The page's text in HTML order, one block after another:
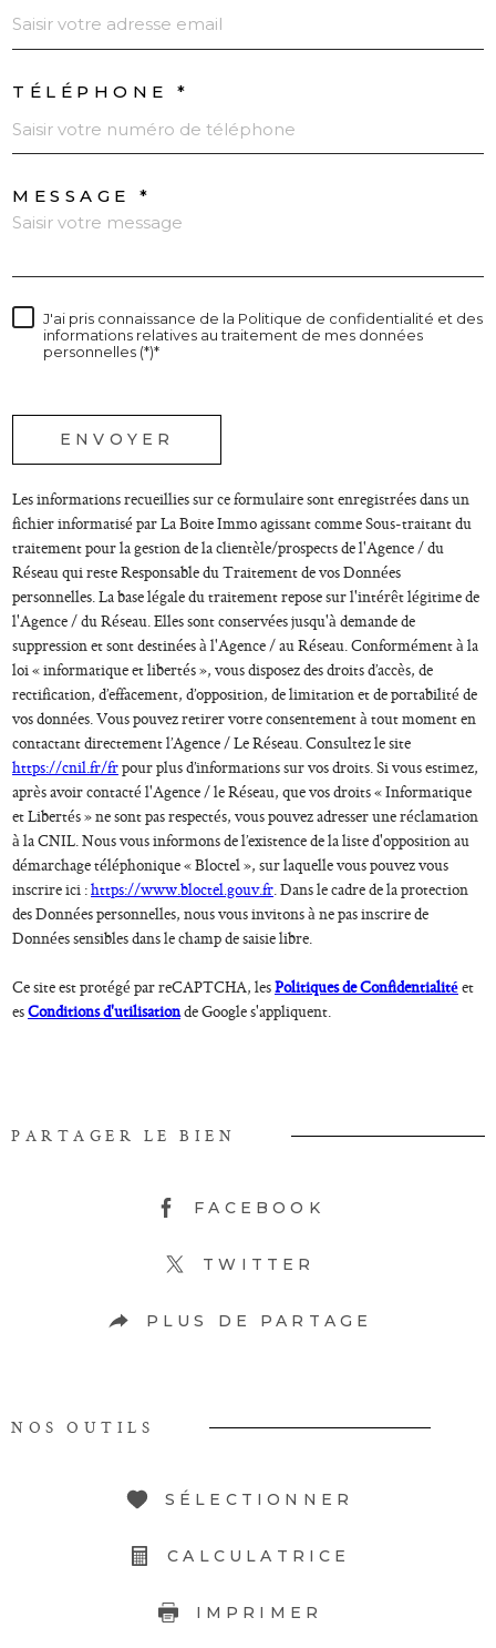
TÉLÉPHONE *
MESSAGE *
J'ai pris connaissance de la Politique de confidentialité et des
informations relatives au traitement de mes données
personnelles (*)*
ENVOYER
Les informations recueillies sur ce formulaire sont enregistrées dans un
fichier informatisé par La Boite Immo agissant comme Sous-traitant du
traitement pour la gestion de la clientèle/prospects de l'Agence / du
Réseau qui reste Responsable du Traitement de vos Données
personnelles. La base légale du traitement repose sur l'intérêt légitime de
l'Agence / du Réseau. Elles sont conservées jusqu'à demande de
suppression et sont destinées à l'Agence / au Réseau. Conformément à la
loi « informatique et libertés », vous disposez des droits d’accès, de
rectification, d’effacement, d’opposition, de limitation et de portabilité de
vos données. Vous pouvez retirer votre consentement à tout moment en
contactant directement l’Agence / Le Réseau. Consultez le site
https://cnil.fr/frpour plus d’informations sur vos droits. Si vous estimez,
après avoir contacté l'Agence / le Réseau, que vos droits « Informatique
et Libertés » ne sont pas respectés, vous pouvez adresser une réclamation
à la CNIL. Nous vous informons de l’existence de la liste d'opposition au
démarchage téléphonique « Bloctel », sur laquelle vous pouvez vous
inscrire ici :https://www.bloctel.gouv.fr. Dans le cadre de la protection
des Données personnelles, nous vous invitons à ne pas inscrire de
Données sensibles dans le champ de saisie libre.
Ce site est protégé par reCAPTCHA, lesPolitiques de Confidentialitéet
esConditions d'utilisationde Google s'appliquent.
PARTAGER LE BIEN
FACEBOOK
TWITTER
PLUS DE PARTAGE
NOS OUTILS
SÉLECTIONNER
CALCULATRICE
IMPRIMER